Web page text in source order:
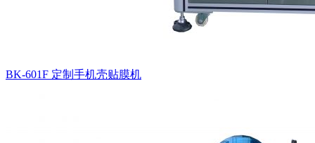
BK-601F 定制手机壳贴膜机